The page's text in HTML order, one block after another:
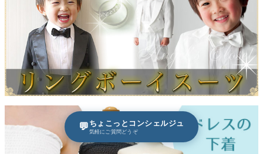
💬 ちょこっとコンシェルジュ
気軽にご質問どうぞ